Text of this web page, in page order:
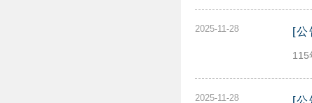
2025-11-28 [
115
2025-11-28 [